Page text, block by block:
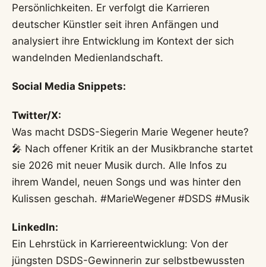
Persönlichkeiten. Er verfolgt die Karrieren
deutscher Künstler seit ihren Anfängen und
analysiert ihre Entwicklung im Kontext der sich
wandelnden Medienlandschaft.
Social Media Snippets:
Twitter/X:
Was macht DSDS-Siegerin Marie Wegener heute?
🎤 Nach offener Kritik an der Musikbranche startet
sie 2026 mit neuer Musik durch. Alle Infos zu
ihrem Wandel, neuen Songs und was hinter den
Kulissen geschah. #MarieWegener #DSDS #Musik
LinkedIn:
Ein Lehrstück in Karriereentwicklung: Von der
jüngsten DSDS-Gewinnerin zur selbstbewussten